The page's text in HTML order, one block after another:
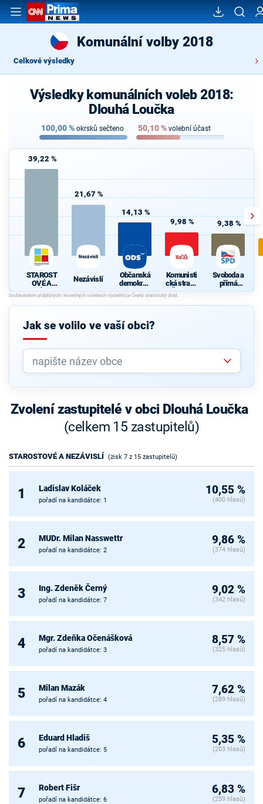
Komunální volby 2018
Celkové výsledky
Výsledky komunálních voleb 2018:
Dlouhá Loučka
100,00% okrsků sečteno 50,10% volební účast
39,22 %
STAROST
OVÉ A
NEZÁVISL
Í
21,67 %
Nezávislí
Nezávislí
14,13 %
Občanská
demokrati
cká strana
9,98 %
Komunisti
cká strana
Čech a
Moravy
9,38 %
Svoboda a
přímá
demokraci
Okamura
Jak se volilo ve vaší obci?
Zvolení zastupitelé v obci Dlouhá Loučka
(celkem 15 zastupitelů)
STAROSTOVÉ A NEZÁVISLÍ (zisk 7 z 15 zastupitelů)
1 Ladislav Koláček
pořadí na kandidátce: 1
10,55 %
(400 hlasů)
2 MUDr. Milan Nasswettr
pořadí na kandidátce: 2
9,86 %
(374 hlasů)
3 Ing. Zdeněk Černý
pořadí na kandidátce: 7
9,02 %
(342 hlasů)
4 Mgr. Zdeňka Očenášková
pořadí na kandidátce: 3
8,57 %
(325 hlasů)
5 Milan Mazák
pořadí na kandidátce: 4
7,62 %
(289 hlasů)
6 Eduard Hladiš
pořadí na kandidátce: 5
5,35 %
(203 hlasů)
7 Robert Fišr
pořadí na kandidátce: 6
6,83 %
(259 hlasů)